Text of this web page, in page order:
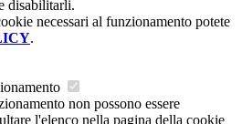
disabilitarli.
necessari al funzionamento potete
.
non possono essere
l'elenco nella pagina della cookie